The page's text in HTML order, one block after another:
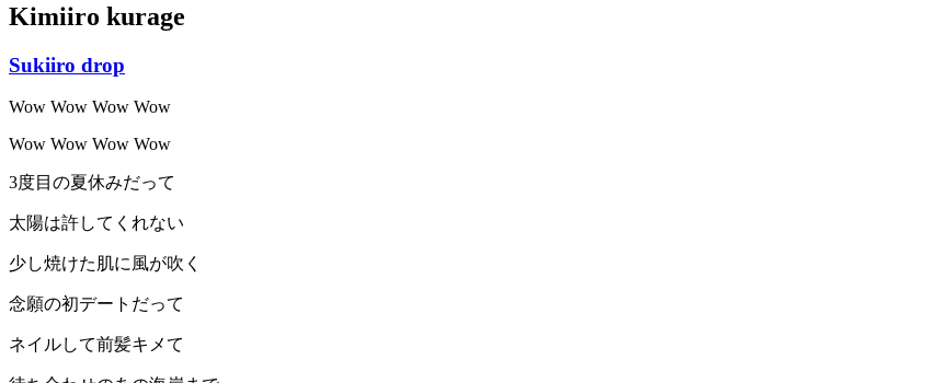
Kimiiro kurage
Sukiiro drop
Wow Wow Wow Wow
Wow Wow Wow Wow
3度目の夏休みだって
太陽は許してくれない
少し焼けた肌に風が吹く
念願の初デートだって
ネイルして前髪キメて